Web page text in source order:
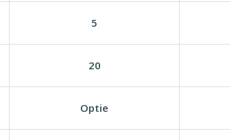
5
20
Optie